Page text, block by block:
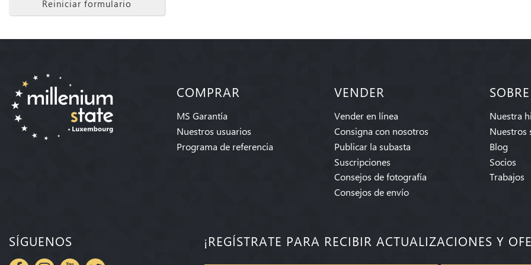
Reiniciar formulario
COMPRAR
MS Garantía
Nuestros usuarios
Programa de referencia
VENDER
Vender en línea
Consigna con nosotros
Publicar la subasta
Suscripciones
Consejos de fotografía
Consejos de envío
Nuestra
Nuestros
Blog
Socios
Trabajos
SÍGUENOS ¡REGÍSTRATE PARA RECIBIR ACTUALIZACIONES Y